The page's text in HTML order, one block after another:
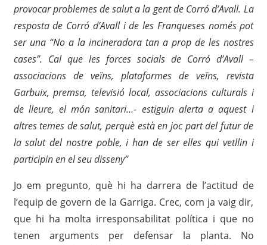
provocar problemes de salut a la gent de Corró d’Avall. La
resposta de Corró d’Avall i de les Franqueses només pot
ser una “No a la incineradora tan a prop de les nostres
cases”. Cal que les forces socials de Corró d’Avall –
associacions de veïns, plataformes de veïns, revista
Garbuix, premsa, televisió local, associacions culturals i
de lleure, el món sanitari…- estiguin alerta a aquest i
altres temes de salut, perquè està en joc part del futur de
la salut del nostre poble, i han de ser elles qui vetllin i
participin en el seu disseny”
Jo em pregunto, què hi ha darrera de l’actitud de
l’equip de govern de la Garriga. Crec, com ja vaig dir,
que hi ha molta irresponsabilitat política i que no
tenen arguments per defensar la planta. No